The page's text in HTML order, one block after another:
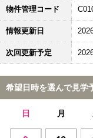
物件管理コード
情報更新日
次回更新予定
希望日時を選んで見学
日 月